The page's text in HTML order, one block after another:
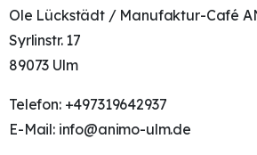
Ole Lückstädt / Manufaktur-Café
Syrlinstr. 17
89073 Ulm
Telefon: +497319642937
E-Mail: info@animo-ulm.de